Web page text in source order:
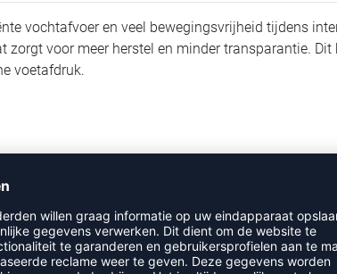
vochtafvoer en veel bewegingsvrijheid tijdens
voor meer herstel en minder transparantie.
voetafdruk.